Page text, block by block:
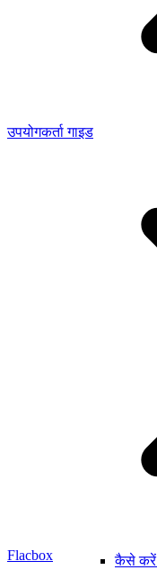
कैसे करें
उपयोगकर्ता गाइड
Flacbox